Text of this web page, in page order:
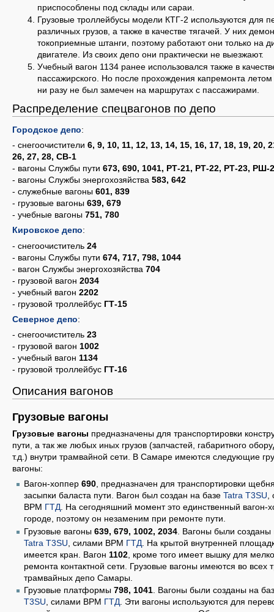
приспособлены под склады или сараи.
Грузовые троллейбусы модели КТГ-2 используются для
различных грузов, а также в качестве тягачей. У них
токоприемные штанги, поэтому работают они только на
двигателе. Из своих депо они практически не выезжают.
Учебный вагон 1134 ранее использовался также в
пассажирского. Но после прохождения капремонта летом
ни разу не был замечен на маршрутах с пассажирами.
Распределение спецвагонов по депо
Городское депо:
- снегоочистители 6, 9, 10, 11, 12, 13, 14, 15, 16, 17, 18, 19, 20,
26, 27, 28, СВ-1
- вагоны Службы пути 673, 690, 1041, РТ-21, РТ-22, РТ-23, РШ-
- вагоны Службы энергохозяйства 583, 642
- служебные вагоны 601, 839
- грузовые вагоны 639, 679
- учебные вагоны 751, 780
Кировское депо:
- снегоочиститель 24
- вагоны Службы пути 674, 717, 798, 1044
- вагон Службы энергохозяйства 704
- грузовой вагон 2034
- учебный вагон 2202
- грузовой троллейбус ГТ-15
Северное депо:
- снегоочиститель 23
- грузовой вагон 1002
- учебный вагон 1134
- грузовой троллейбус ГТ-16
Описания вагонов
Грузовые вагоны
Грузовые вагоны предназначены для транспортировки
пути, а так же любых иных грузов (запчастей, габаритного
т.д.) внутри трамвайной сети. В Самаре имеются следующие
вагоны:
Вагон-хоппер690, предназначен для транспортировки
засыпки баласта пути. Вагон был создан на базеTatra T3SU,
ВРМ ГТД. На сегодняшний момент это единственный вагон-
городе, поэтому он незаменим при ремонте пути.
Грузовые вагоны639, 679, 1002, 2034 . Вагоны были созданы
Tatra T3SU , силами ВРМ ГТД . На крытой внутренней
имеется кран. Вагон 1102 , кроме того имеет вышку для
ремонта контактной сети. Грузовые вагоны имеются во всех
трамвайных депо Самары.
Грузовые платформы798, 1041 . Вагоны были созданы на
T3SU , силами ВРМ ГТД . Эти вагоны используются для